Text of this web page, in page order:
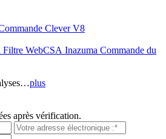
Clever V8
Inazuma Commande du
plus
après vérification.